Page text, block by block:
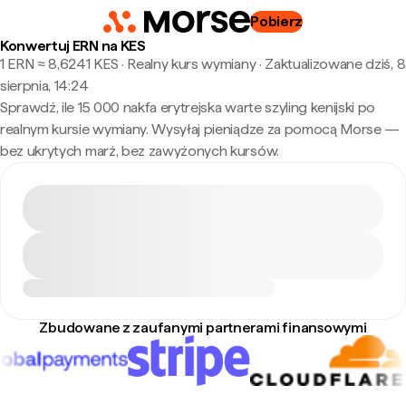
Pobierz
Konwertuj ERN na KES
1 ERN ≈ 8,6241 KES · Realny kurs wymiany· Zaktualizowane dziś, 8
sierpnia, 14:24
Sprawdź, ile 15 000 nakfa erytrejska warte szyling kenijski po
realnym kursie wymiany. Wysyłaj pieniądze za pomocą Morse —
bez ukrytych marż, bez zawyżonych kursów.
Zbudowane z zaufanymi partnerami finansowymi